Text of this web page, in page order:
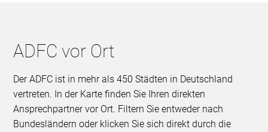
ADFC vor Ort
Der ADFC ist in mehr als 450 Städten in Deutschland
vertreten. In der Karte finden Sie Ihren direkten
Ansprechpartner vor Ort. Filtern Sie entweder nach
Bundesländern oder klicken Sie sich direkt durch die